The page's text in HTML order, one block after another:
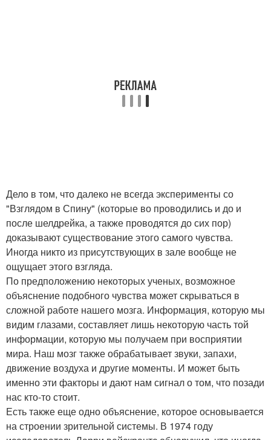
Дело в том, что далеко не всегда эксперименты со
"Взглядом в Спину" (которые во проводились и до и
после шелдрейка, а также проводятся до сих пор)
доказывают существование этого самого чувства.
Иногда никто из присутствующих в зале вообще не
ощущает этого взгляда.
По предположению некоторых ученых, возможное
объяснение подобного чувства может скрываться в
сложной работе нашего мозга. Информация, которую мы
видим глазами, составляет лишь некоторую часть той
информации, которую мы получаем при восприятии
мира. Наш мозг также обрабатывает звуки, запахи,
движение воздуха и другие моменты. И может быть
именно эти факторы и дают нам сигнал о том, что позади
нас кто-то стоит.
Есть также еще одно объяснение, которое основывается
на строении зрительной системы. В 1974 году